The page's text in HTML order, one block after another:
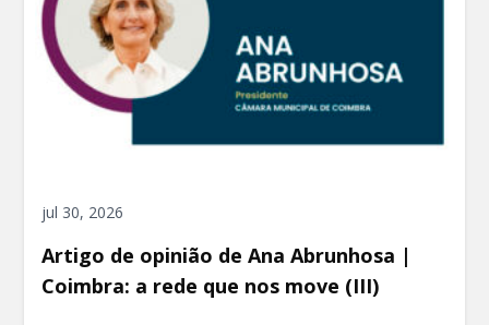
jul 30, 2026
Artigo de opinião de Ana Abrunhosa |
Coimbra: a rede que nos move (III)